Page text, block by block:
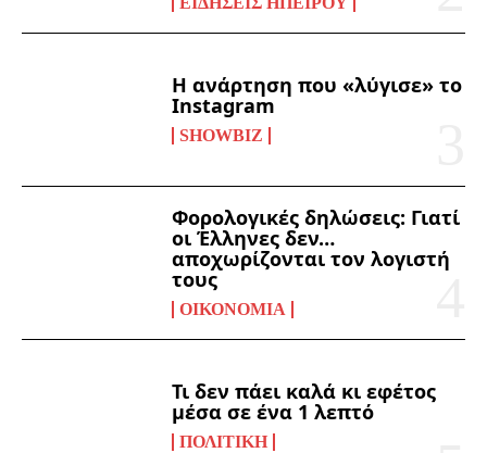
Η ανάρτηση που «λύγισε» το
Instagram
SHOWBIZ
Φορολογικές δηλώσεις: Γιατί
οι Έλληνες δεν…
αποχωρίζονται τον λογιστή
τους
ΟΙΚΟΝΟΜΊΑ
Τι δεν πάει καλά κι εφέτος
μέσα σε ένα 1 λεπτό
ΠΟΛΙΤΙΚΉ